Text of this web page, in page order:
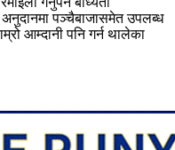
अनुदानमा पञ्चैबाजासमेत उपलब्ध
आम्दानी पनि गर्न थालेका